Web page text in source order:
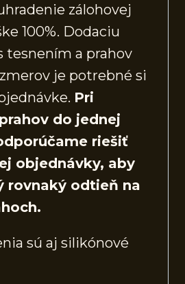
zálohovej
100%. Dodaciu
tesnením a prahov
je potrebné si
Pri
do jednej
riešiť
objednávky, aby
rovnaký odtieň na
sú aj silikónové